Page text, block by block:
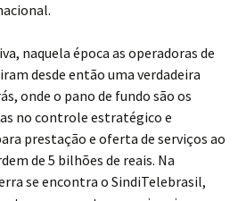
naquela época as operadoras de
desde então uma verdadeira
onde o pano de fundo são os
no controle estratégico e
prestação e oferta de serviços ao
de 5 bilhões de reais. Na
se encontra o SindiTelebrasil,